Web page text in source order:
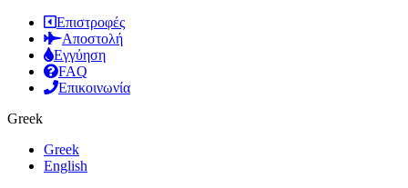
Επιστροφές
Αποστολή
Εγγύηση
FAQ
Επικοινωνία
Greek
Greek
English